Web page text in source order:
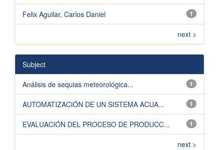
1
Felix Aguilar, Carlos Daniel
next >
Subject
1
Análisis de sequias meteorológica...
1
AUTOMATIZACIÓN DE UN SISTEMA ACUA...
1
EVALUACIÓN DEL PROCESO DE PRODUCC...
next >